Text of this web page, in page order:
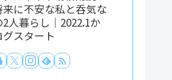
に不安な私と呑気な
人暮らし｜2022.1か
スタート